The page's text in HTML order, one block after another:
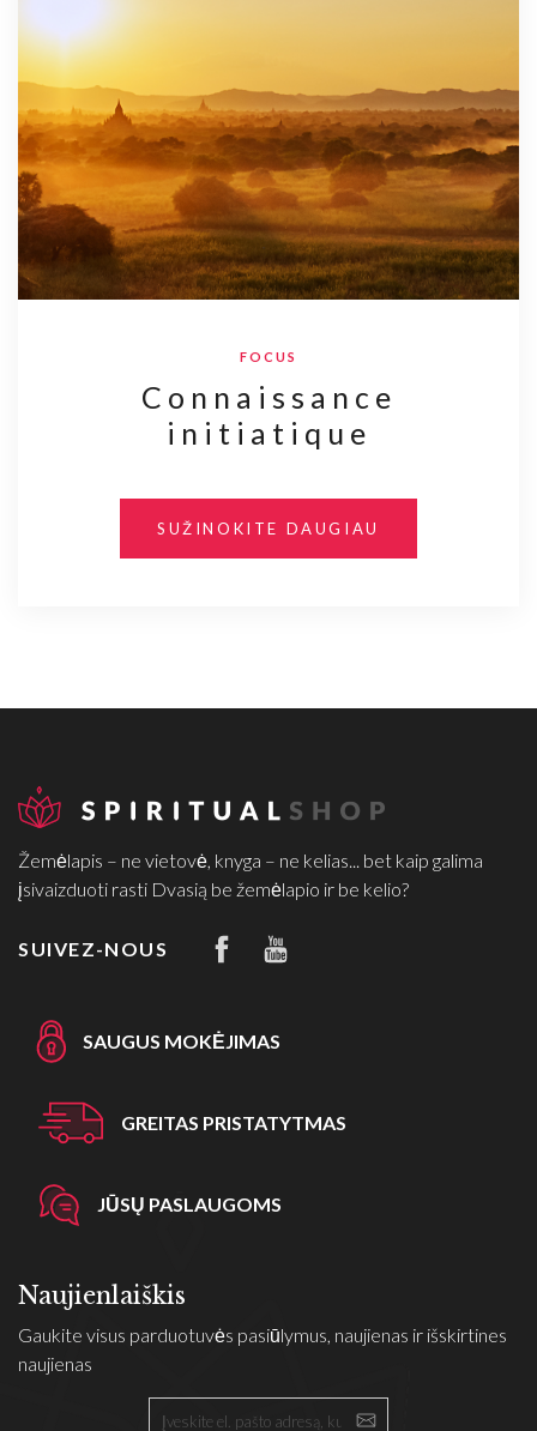
FOCUS
Connaissance
initiatique
SUŽINOKITE DAUGIAU
Žemėlapis – ne vietovė, knyga – ne kelias... bet kaip galima
įsivaizduoti rasti Dvasią be žemėlapio ir be kelio?
SUIVEZ-NOUS
SAUGUS MOKĖJIMAS
GREITAS PRISTATYTMAS
JŪSŲ PASLAUGOMS
Naujienlaiškis
Gaukite visus parduotuvės pasiūlymus, naujienas ir išskirtines
naujienas